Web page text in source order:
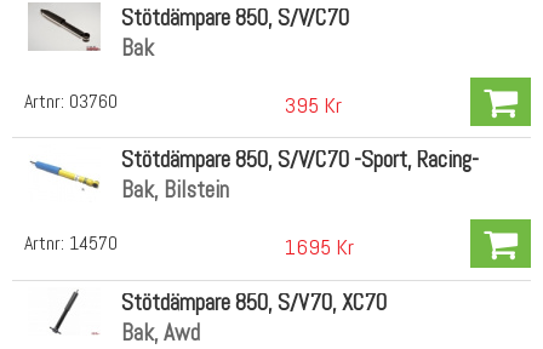
Artnr: 03760
Stötdämpare 850, S/V/C70
Bak
395 Kr
Artnr: 14570
Stötdämpare 850, S/V/C70 -Sport, Racing-
Bak, Bilstein
1695 Kr
Stötdämpare 850, S/V70, XC70
Bak, Awd